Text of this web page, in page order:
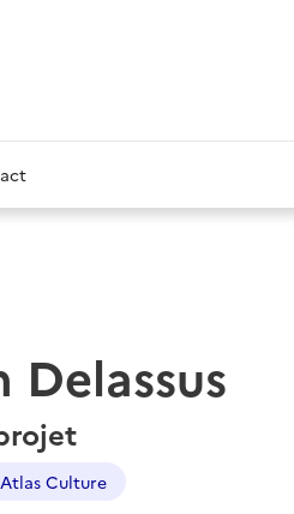
Delassus
Atlas Culture